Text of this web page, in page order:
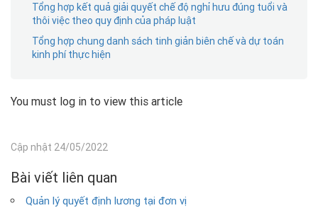
Tổng hợp kết quả giải quyết chế độ nghỉ hưu đúng tuổi và
thôi việc theo quy định của pháp luật
Tổng hợp chung danh sách tinh giản biên chế và dự toán
kinh phí thực hiện
You must log in to view this article
Cập nhật 24/05/2022
Bài viết liên quan
Quản lý quyết định lương tại đơn vị